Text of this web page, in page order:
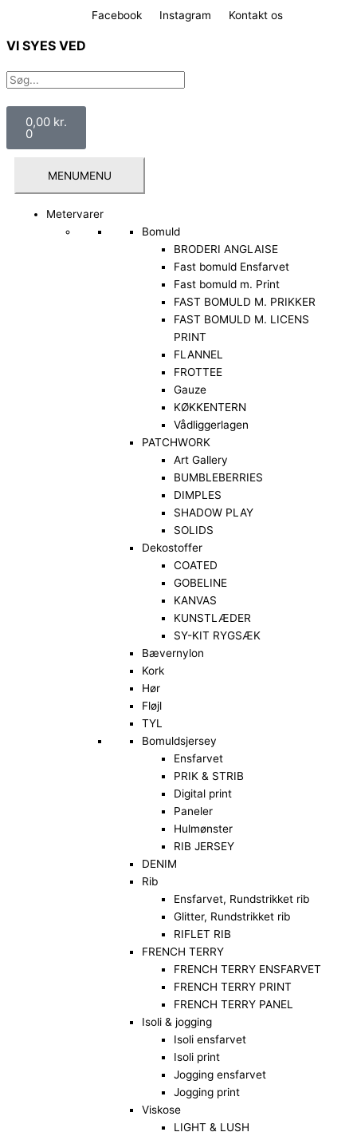
indholdet
Facebook Instagram Kontakt os
VI SYES VED
Søg
Søg
0,00 kr.
0
Kurv
MENUMENU
Metervarer
Bomuld
BRODERI ANGLAISE
Fast bomuld Ensfarvet
Fast bomuld m. Print
FAST BOMULD M. PRIKKER
FAST BOMULD M. LICENS
PRINT
FLANNEL
FROTTEE
Gauze
KØKKENTERN
Vådliggerlagen
PATCHWORK
Art Gallery
BUMBLEBERRIES
DIMPLES
SHADOW PLAY
SOLIDS
Dekostoffer
COATED
GOBELINE
KANVAS
KUNSTLÆDER
SY-KIT RYGSÆK
Bævernylon
Kork
Hør
Fløjl
TYL
Bomuldsjersey
Ensfarvet
PRIK & STRIB
Digital print
Paneler
Hulmønster
RIB JERSEY
DENIM
Rib
Ensfarvet, Rundstrikket rib
Glitter, Rundstrikket rib
RIFLET RIB
FRENCH TERRY
FRENCH TERRY ENSFARVET
FRENCH TERRY PRINT
FRENCH TERRY PANEL
Isoli & jogging
Isoli ensfarvet
Isoli print
Jogging ensfarvet
Jogging print
Viskose
LIGHT & LUSH